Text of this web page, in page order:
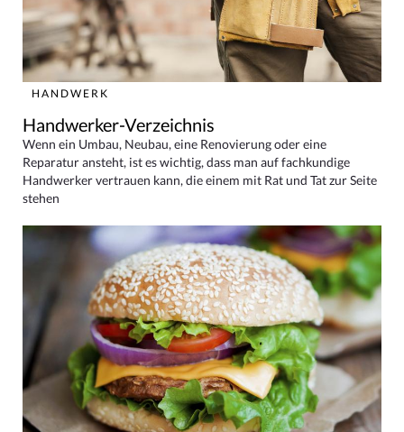
HANDWERK
Handwerker-Verzeichnis
Wenn ein Umbau, Neubau, eine Renovierung oder eine
Reparatur ansteht, ist es wichtig, dass man auf fachkundige
Handwerker vertrauen kann, die einem mit Rat und Tat zur Seite
stehen